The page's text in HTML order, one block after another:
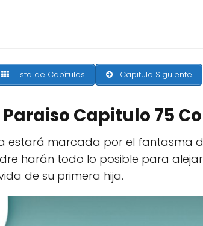
Lista de Capítulos Capitulo Siguiente
Paraiso Capitulo 75
estará marcada por el fantasma
harán todo lo posible para
de su primera hija.